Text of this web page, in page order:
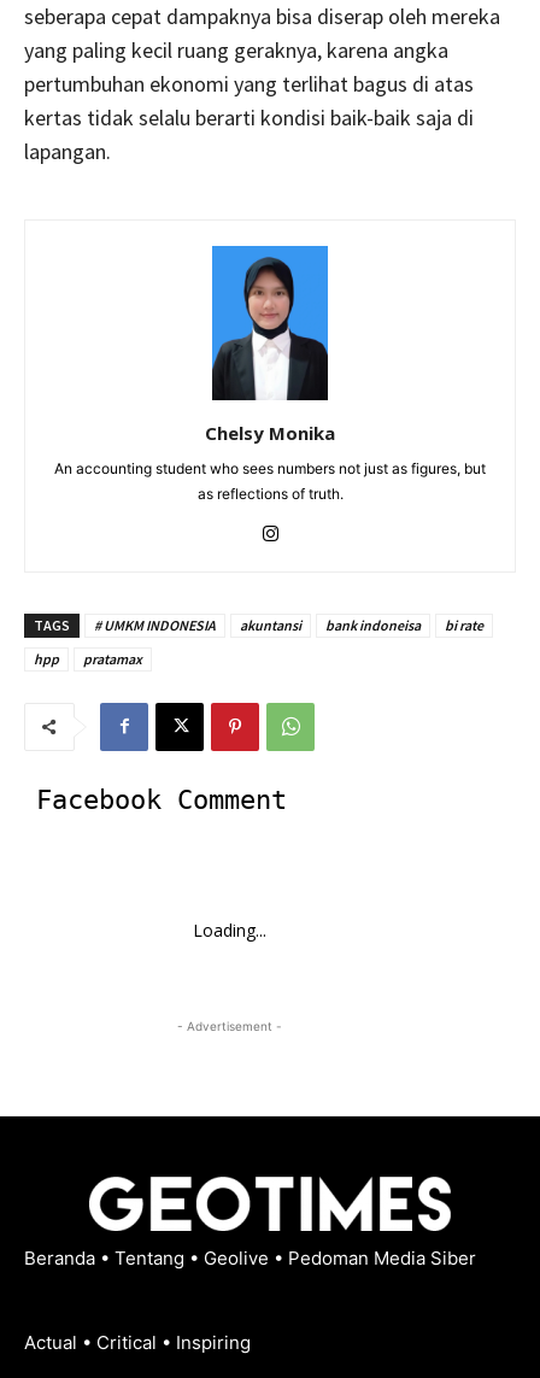
seberapa cepat dampaknya bisa diserap oleh mereka
yang paling kecil ruang geraknya, karena angka
pertumbuhan ekonomi yang terlihat bagus di atas
kertas tidak selalu berarti kondisi baik-baik saja di
lapangan.
Chelsy Monika
An accounting student who sees numbers not just as figures, but
as reflections of truth.
TAGS # UMKM INDONESIA akuntansi bank indoneisa
bi rate
hpp
pratamax
Facebook Comment
Loading...
- Advertisement -
Beranda • Tentang • Geolive • Pedoman Media Siber
Actual • Critical • Inspiring